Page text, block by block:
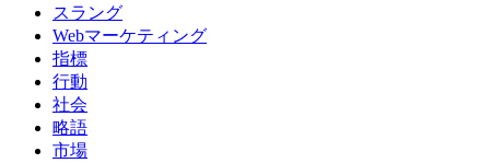
スラング
Webマーケティング
指標
行動
社会
略語
市場